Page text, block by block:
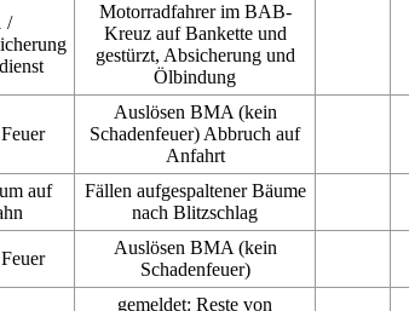
/
Motorradfahrer im BAB-
Kreuz auf Bankette und
gestürzt, Absicherung und
Ölbindung
Auslösen BMA (kein
Schadenfeuer) Abbruch auf
Anfahrt
auf
Fällen aufgespaltener Bäume
nach Blitzschlag
Auslösen BMA (kein
Schadenfeuer)
gemeldet: Reste von